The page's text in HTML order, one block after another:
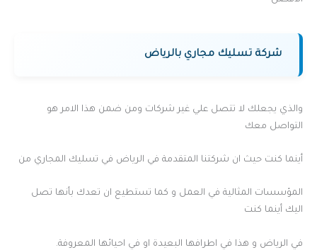
شركة تسليك مجاري بالرياض
والذي يجعلك لا تتصل علي غير شركات ومن ضمن هذا الامر هو
التواصل معك
أينما كنت حيث ان شركتنا المتقدمة في الرياض في تسليك المجاري من
المؤسسات المثالية في العمل و كما تستطيع ان تعدك بأنها تصل
اليك أينما كنت
في الرياض و هذا في اطرافها البعيدة او في احيائها المعروفة.